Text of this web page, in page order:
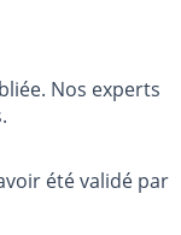
Nos experts
été validé par